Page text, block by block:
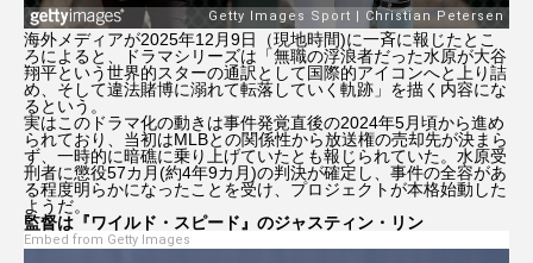
オードリー・ヘプバーン キアヌ・リーブス
キルスティン・ダンスト クレイマー、クレイマー
ゲイテン・マタラッツォ ケイト・ブランシェット
ゴジラ-1.0 ザ・バットマン
ジェームズ・ガン
海外メディアが2025年12月9日（現地時間)に一斉に報じたとこ
ろによると、ドラマシリーズは「無職の浮浪者だった水原が大谷
翔平という世界的スターの通訳として国際的アイコンへと上り詰
め、そして違法賭博に溺れて転落していく軌跡」を描く内容にな
るという。
実はこのドラマ化の動きは事件発覚直後の2024年5月頃から進め
られており、当初はMLBとの関係性から放送権の売却先が決まら
ず、一時的に暗礁に乗り上げていたとも報じられていた。水原受
刑者に懲役57カ月(約4年9カ月)の判決が確定し、事件の全容があ
る程度明らかになったことを受け、プロジェクトが本格始動した
ようだ。
監督は『ワイルド・スピード』のジャスティン・リン
Embed from Getty Images